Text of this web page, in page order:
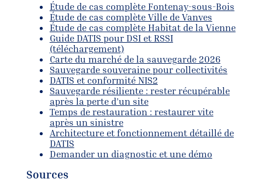
Étude de cas complète Fontenay-sous-Bois
Étude de cas complète Ville de Vanves
Étude de cas complète Habitat de la Vienne
Guide DATIS pour DSI et RSSI
(téléchargement)
Carte du marché de la sauvegarde 2026
Sauvegarde souveraine pour collectivités
DATIS et conformité NIS2
Sauvegarde résiliente : rester récupérable
après la perte d’un site
Temps de restauration : restaurer vite
après un sinistre
Architecture et fonctionnement détaillé de
DATIS
Demander un diagnostic et une démo
Sources